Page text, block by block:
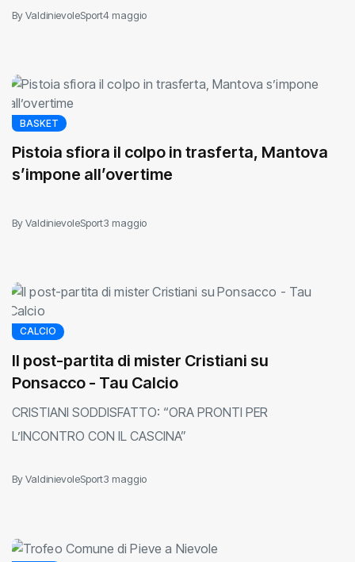
By ValdinievoleSport4 maggio
BASKET
Pistoia sfiora il colpo in trasferta, Mantova
s’impone all’overtime
By ValdinievoleSport3 maggio
CALCIO
Il post-partita di mister Cristiani su
Ponsacco - Tau Calcio
CRISTIANI SODDISFATTO: “ORA PRONTI PER
L’INCONTRO CON IL CASCINA”
By ValdinievoleSport3 maggio